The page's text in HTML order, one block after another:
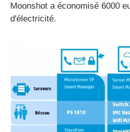
Moonshot a économisé 6000
d'électricité.